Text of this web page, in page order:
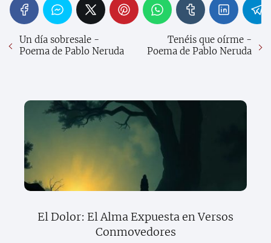
Un día sobresale -
Poema de Pablo Neruda
Tenéis que oírme -
Poema de Pablo Neruda
El Dolor: El Alma Expuesta en Versos
Conmovedores